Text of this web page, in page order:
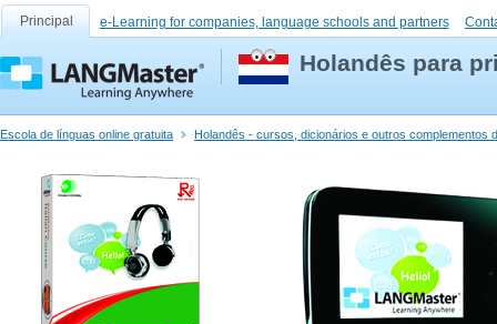
Principal e-Learning for companies, language schools and partners
Holandês para
Escola de línguas online gratuita Holandês - cursos, dicionários e outros complementos